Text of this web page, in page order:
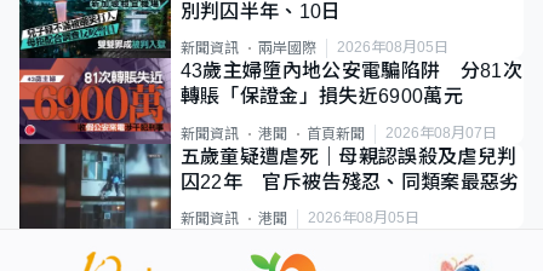
別判囚半年、10日
新聞資訊 兩岸國際 2026年08月05日
43歲主婦墮內地公安電騙陷阱 分81次
轉賬「保證金」損失近6900萬元
新聞資訊 港聞 首頁新聞 2026年08月07日
五歲童疑遭虐死｜母親認誤殺及虐兒判
囚22年 官斥被告殘忍、同類案最惡劣
新聞資訊 港聞 2026年08月05日